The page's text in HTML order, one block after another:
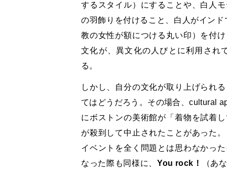
するスタイル）にすることや、白人
の羽飾りを付けること、白人がイン
教の女性が額につける丸い印）を付
文化が、異文化の人びとに利用され
る。
しかし、自分の文化が取り上げられ
てはどうだろう。その場合、cultural
にボストンの美術館が「着物を試着
が殺到して中止されたことがあった
イベントを全く問題とは思わなかっ
なった際も同様に、You rock！
（あ